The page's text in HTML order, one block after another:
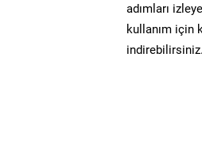
adımları
kullanım için
indirebilirsiniz.